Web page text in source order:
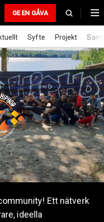
GE EN GÅVA
Syfte Projekt
Ett nätverk
ideella